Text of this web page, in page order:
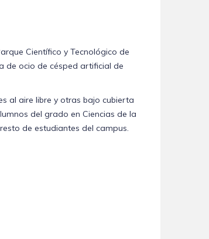
Científico y Tecnológico de
de ocio de césped artificial de
al aire libre y otras bajo cubierta
del grado en Ciencias de la
de estudiantes del campus.